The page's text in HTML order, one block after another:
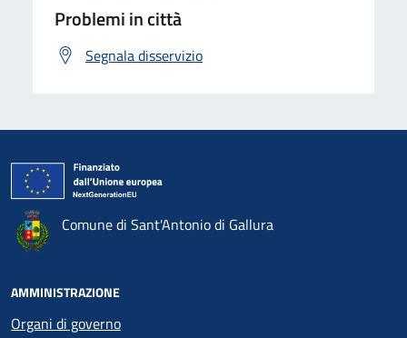
Problemi in città
Segnala disservizio
Comune di Sant'Antonio di Gallura
AMMINISTRAZIONE
Organi di governo